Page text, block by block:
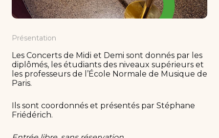
Présentation
Les Concerts de Midi et Demi sont donnés par les
diplômés, les étudiants des niveaux supérieurs et
les professeurs de l’École Normale de Musique de
Paris.
Ils sont coordonnés et présentés par Stéphane
Friédérich.